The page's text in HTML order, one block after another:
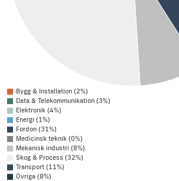
Bygg & Installation (2%)
Data & Telekommunikation (3%)
Elektronik (4%)
Energi (1%)
Fordon (31%)
Medicinsk teknik (0%)
Mekanisk industri (8%)
Skog & Process (32%)
Transport (11%)
Övriga (8%)